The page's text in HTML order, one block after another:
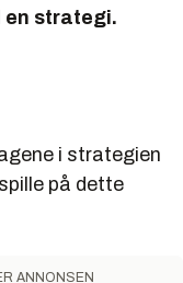
en strategi.
i strategien
på dette
ANNONSEN